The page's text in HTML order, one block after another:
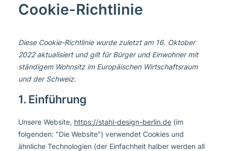
Jetzt Bewerben
Cookie-Richtlinie
Diese Cookie-Richtlinie wurde zuletzt am 16. Oktober
2022 aktualisiert und gilt für Bürger und Einwohner mit
ständigem Wohnsitz im Europäischen Wirtschaftsraum
und der Schweiz.
1. Einführung
Unsere Website, https://stahl-design-berlin.de (im
folgenden: "Die Website") verwendet Cookies und
ähnliche Technologien (der Einfachheit halber werden all